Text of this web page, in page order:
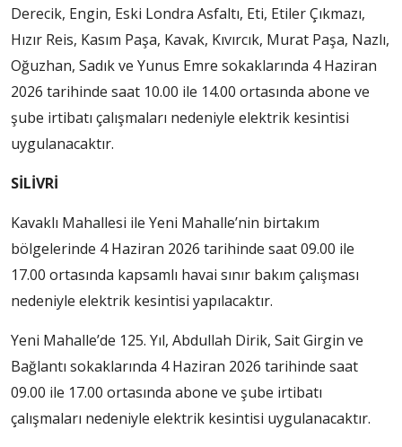
Derecik, Engin, Eski Londra Asfaltı, Eti, Etiler Çıkmazı,
Hızır Reis, Kasım Paşa, Kavak, Kıvırcık, Murat Paşa, Nazlı,
Oğuzhan, Sadık ve Yunus Emre sokaklarında 4 Haziran
2026 tarihinde saat 10.00 ile 14.00 ortasında abone ve
şube irtibatı çalışmaları nedeniyle elektrik kesintisi
uygulanacaktır.
SİLİVRİ
Kavaklı Mahallesi ile Yeni Mahalle’nin birtakım
bölgelerinde 4 Haziran 2026 tarihinde saat 09.00 ile
17.00 ortasında kapsamlı havai sınır bakım çalışması
nedeniyle elektrik kesintisi yapılacaktır.
Yeni Mahalle’de 125. Yıl, Abdullah Dirik, Sait Girgin ve
Bağlantı sokaklarında 4 Haziran 2026 tarihinde saat
09.00 ile 17.00 ortasında abone ve şube irtibatı
çalışmaları nedeniyle elektrik kesintisi uygulanacaktır.